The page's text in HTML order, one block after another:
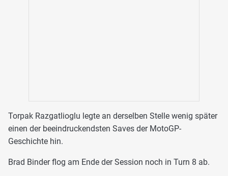
Torpak Razgatlioglu legte an derselben Stelle wenig später
einen der beeindruckendsten Saves der MotoGP-
Geschichte hin.
Brad Binder flog am Ende der Session noch in Turn 8 ab.